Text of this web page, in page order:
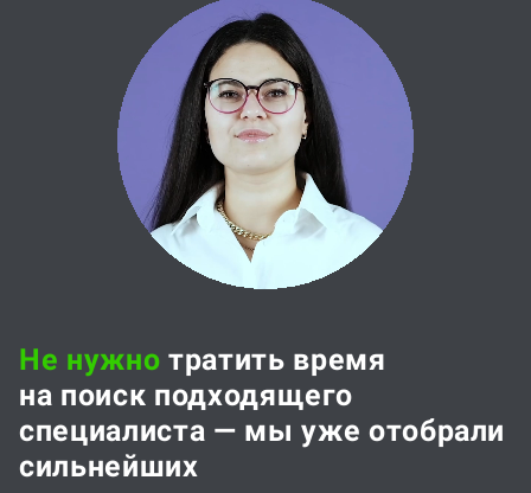
Не нужно тратить время
на поиск подходящего
специалиста — мы уже отобрали
сильнейших